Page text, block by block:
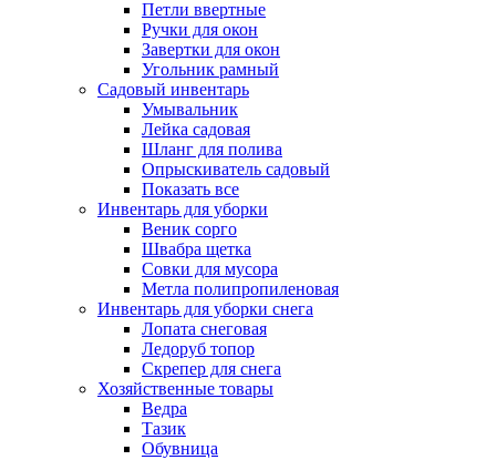
Петли ввертные
Ручки для окон
Завертки для окон
Угольник рамный
Садовый инвентарь
Умывальник
Лейка садовая
Шланг для полива
Опрыскиватель садовый
Показать все
Инвентарь для уборки
Веник сорго
Швабра щетка
Совки для мусора
Метла полипропиленовая
Инвентарь для уборки снега
Лопата снеговая
Ледоруб топор
Скрепер для снега
Хозяйственные товары
Ведра
Тазик
Обувница